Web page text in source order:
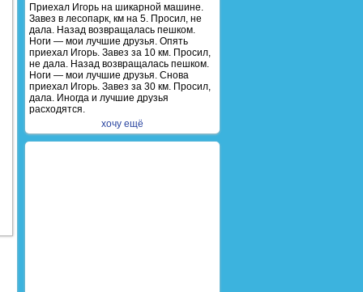
Приехал Игорь на шикарной машине.
Завез в лесопарк, км на 5. Просил, не
дала. Назад возвращалась пешком.
Ноги — мои лучшие друзья. Опять
приехал Игорь. Завез за 10 км. Просил,
не дала. Назад возвращалась пешком.
Ноги — мои лучшие друзья. Снова
приехал Игорь. Завез за 30 км. Просил,
дала. Иногда и лучшие друзья
расходятся.
хочу ещё